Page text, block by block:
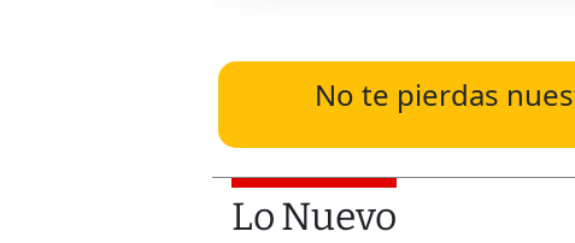
No te pierdas
Lo Nuevo